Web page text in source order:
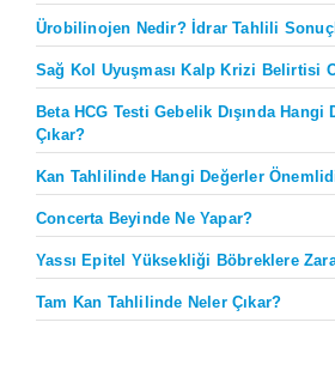
Ürobilinojen Nedir? İdrar Tahlili
Sağ Kol Uyuşması Kalp Krizi Belirtisi
Beta HCG Testi Gebelik Dışında
Çıkar?
Kan Tahlilinde Hangi Değerler
Concerta Beyinde Ne Yapar?
Yassı Epitel Yüksekliği Böbreklere
Tam Kan Tahlilinde Neler Çıkar?